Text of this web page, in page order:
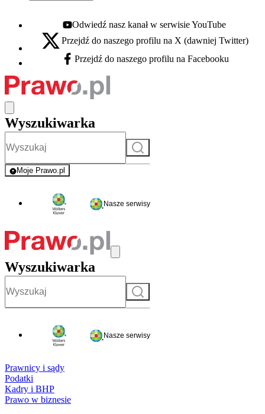
Youtube - otwiera się w nowej karcie
Odwiedź nasz kanał w serwisie YouTube
X - otwiera się w nowej karcie
Przejdź do naszego profilu na X (dawniej Twitter)
Facebook - otwiera się w nowej karcie
Przejdź do naszego profilu na Facebooku
Wyszukiwarka
Szukaj
Moje Prawo.pl
- rejestracja i logowanie do serwisu
Nasze serwisy
Wyszukiwarka
Szukaj
Nasze serwisy
Prawnicy i sądy
Podatki
Kadry i BHP
Prawo w biznesie